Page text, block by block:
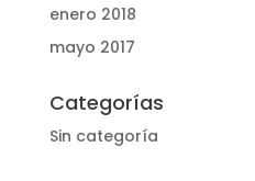
enero 2018
mayo 2017
Categorías
Sin categoría